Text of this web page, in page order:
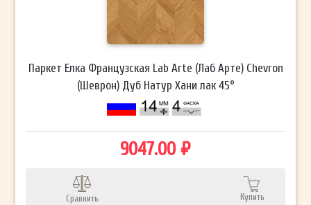
Паркет Елка Французская Lab Arte (Лаб Арте) Chevron
(Шеврон) Дуб Натур Хани лак 45°
9047.00 ₽
Сравнить Купить